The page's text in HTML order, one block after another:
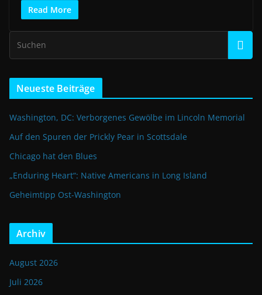
Read More
Neueste Beiträge
Washington, DC: Verborgenes Gewölbe im Lincoln Memorial
Auf den Spuren der Prickly Pear in Scottsdale
Chicago hat den Blues
„Enduring Heart“: Native Americans in Long Island
Geheimtipp Ost-Washington
Archiv
August 2026
Juli 2026